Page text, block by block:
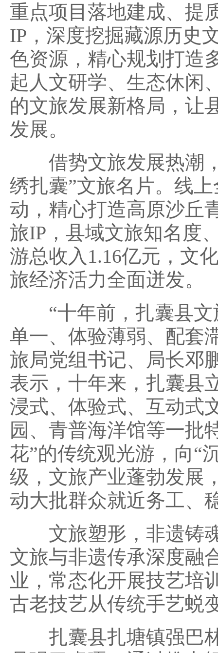
重点项目落地建成、提
IP，深度挖掘藏源历史
色资源，精心规划打造
起人文研学、生态休闲
的文旅发展新格局，让
发展。
借势文旅发展热潮，
绣扎囊”文旅名片。线
动，精心打造高原沙丘
旅IP，县域文旅知名度
游总收入1.16亿元，文
旅经济活力全面迸发。
“十年前，扎囊县文
单一、体验薄弱、配套
旅局党组书记、局长邓
表示，十年来，扎囊县
浸式、体验式、互动式
园、青普海洋馆等一批
花”的传统观光游，向“
级，文旅产业蓬勃发展
动大批群众就近务工、
文旅塑形，非遗铸魂
文旅与非遗传承深度融
业，常态化开展技艺培
古老技艺从传统手艺蜕
扎囊县扎塘镇强巴林